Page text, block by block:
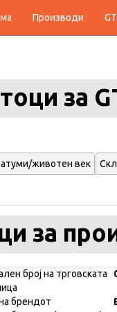
Производи
за
животен век
за
број на трговската
брендот